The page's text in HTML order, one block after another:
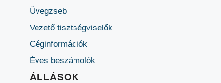
Üvegzseb
Vezető tisztségviselők
Céginformációk
Éves beszámolók
ÁLLÁSOK